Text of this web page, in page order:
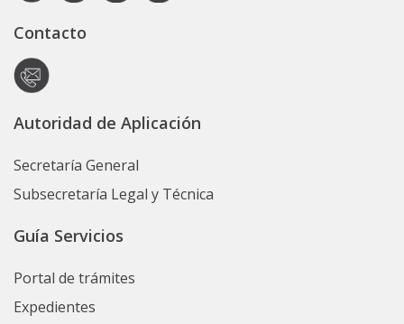
Contacto
Autoridad de Aplicación
Secretaría General
Subsecretaría Legal y Técnica
Guía Servicios
Portal de trámites
Expedientes